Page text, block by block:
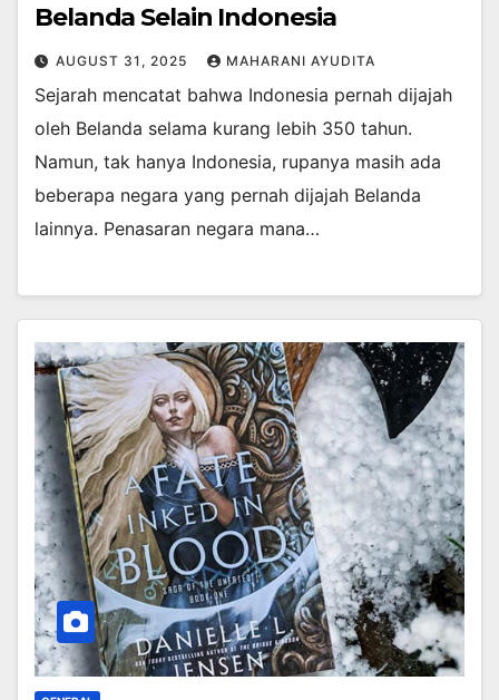
Belanda Selain Indonesia
AUGUST 31, 2025 MAHARANI AYUDITA
Sejarah mencatat bahwa Indonesia pernah dijajah
oleh Belanda selama kurang lebih 350 tahun.
Namun, tak hanya Indonesia, rupanya masih ada
beberapa negara yang pernah dijajah Belanda
lainnya. Penasaran negara mana…